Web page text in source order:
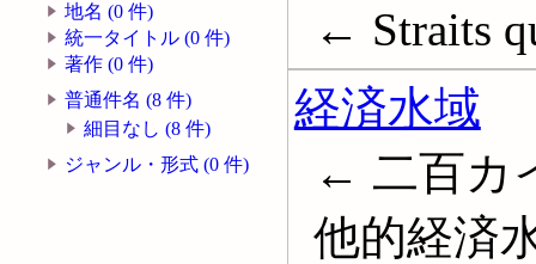
地名 (0 件)
統一タイトル (0 件)
著作 (0 件)
普通件名 (8 件)
細目なし (8 件)
ジャンル・形式 (0 件)
← Straits
経済水域
← 二百カ
他的経済